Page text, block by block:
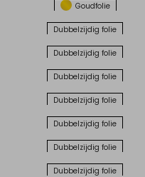
Goudfolie
Dubbelzijdig folie
Dubbelzijdig folie
Dubbelzijdig folie
Dubbelzijdig folie
Dubbelzijdig folie
Dubbelzijdig folie
Dubbelzijdig folie